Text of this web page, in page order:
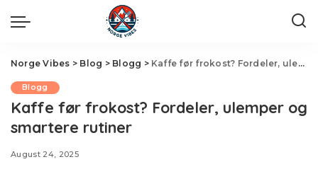
Norge Vibes > Blog > Blogg > Kaffe før frokost? Fordeler, ulemper og smartere rutiner
Blogg
Kaffe før frokost? Fordeler, ulemper og
smartere rutiner
August 24, 2025